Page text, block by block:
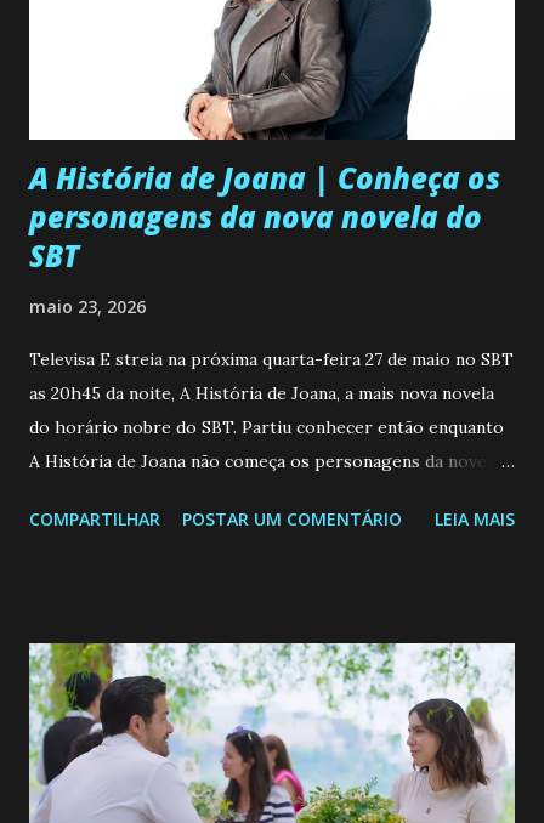
A História de Joana | Conheça os
personagens da nova novela do
SBT
maio 23, 2026
Televisa E streia na próxima quarta-feira 27 de maio no SBT
as 20h45 da noite, A História de Joana, a mais nova novela
do horário nobre do SBT. Partiu conhecer então enquanto
A História de Joana não começa os personagens da novela?
de 25/05/26 a 31/05/26 JOANA GUADALUPE (Camila
permanecer virgem até encontrar o homem que realmente
ama, o que não é fácil, já que dedica todas as suas energias a
se aprimorar, trabalhando, estudando e se orgulhando de
ser a primeira mulher da família a ingressar na
universidade. Ela tem uma personalidade muito alegre, é
COMPARTILHAR POSTAR UM COMENTÁRIO LEIA MAIS